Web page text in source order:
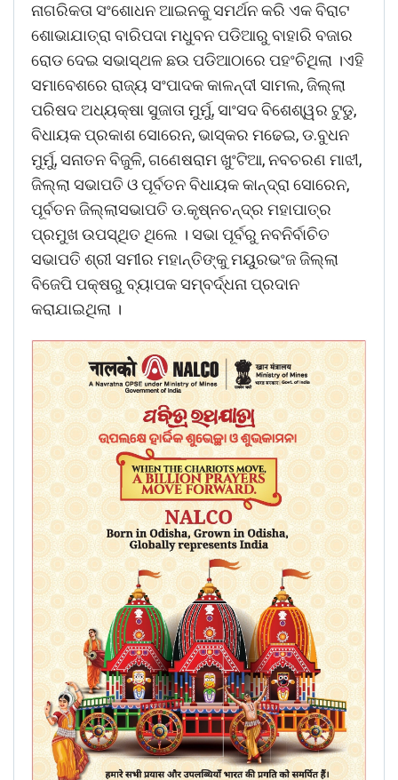
ନାଗରିକତା ସଂଶୋଧନ ଆଇନକୁ ସମର୍ଥନ କରି ଏକ ବିରାଟ
ଶୋଭାଯାତ୍ରା ବାରିପଦା ମଧୁବନ ପଡିଆରୁ ବାହାରି ବଜାର
ରୋଡ ଦେଇ ସଭାସ୍ଥଳ ଛଉ ପଡିଆଠାରେ ପହଂଚିଥିଲା ।ଏହି
ସମାବେଶରେ ରାଜ୍ୟ ସଂପାଦକ କାଳନ୍ଦୀ ସାମଲ, ଜିଲ୍ଲା
ପରିଷଦ ଅଧ୍ୟକ୍ଷା ସୁଜାତା ମୁର୍ମୁ, ସାଂସଦ ବିଶେଶ୍ୱର ଟୁଡୁ,
ବିଧାୟକ ପ୍ରକାଶ ସୋରେନ, ଭାସ୍କର ମଢେଇ, ଡ.ବୁଧନ
ମୁର୍ମୁ, ସନାତନ ବିଜୁଳି, ଗଣେଷରାମ ଖୁଂଟିଆ, ନବଚରଣ ମାଝୀ,
ଜିଲ୍ଲା ସଭାପତି ଓ ପୂର୍ବତନ ବିଧାୟକ କାନ୍ଦ୍ରା ସୋରେନ,
ପୂର୍ବତନ ଜିଲ୍ଲାସଭାପତି ଡ.କୃଷ୍ନଚନ୍ଦ୍ର ମହାପାତ୍ର
ପ୍ରମୁଖ ଉପସ୍ଥିତ ଥିଲେ । ସଭା ପୂର୍ବରୁ ନବନିର୍ବାଚିତ
ସଭାପତି ଶ୍ରୀ ସମୀର ମହାନ୍ତିଙ୍କୁ ମୟୁରଭଂଜ ଜିଲ୍ଲା
ବିଜେପି ପକ୍ଷରୁ ବ୍ୟାପକ ସମ୍ବର୍ଦ୍ଧନା ପ୍ରଦାନ
କରାଯାଇଥିଲା ।